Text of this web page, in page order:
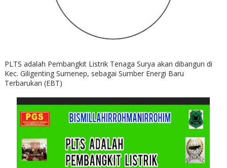
PLTS adalah Pembangkit Listrik Tenaga Surya akan dibangun di
Kec. Giligenting Sumenep, sebagai Sumber Energi Baru
Terbarukan (EBT)